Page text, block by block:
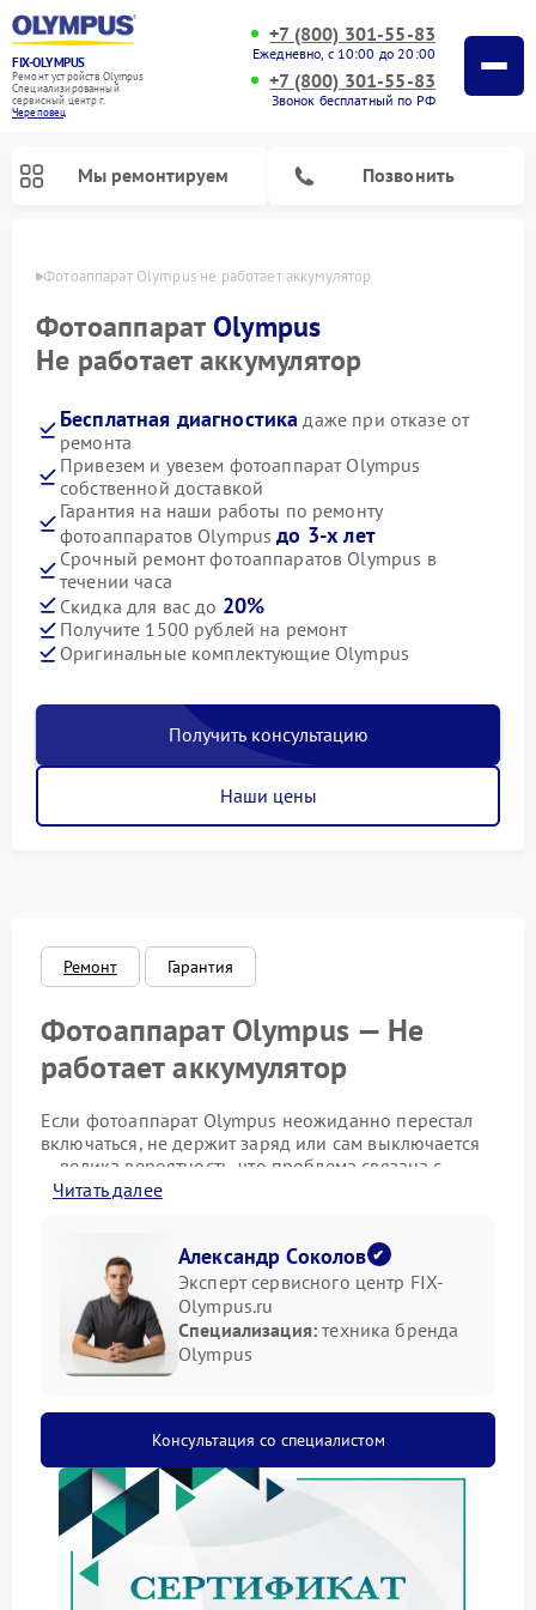
FIX-OLYMPUS
Ремонт устройств Olympus
Специализированный
cервисный центр г.
Череповец
+7 (800) 301-55-83
Ежедневно, с 10:00 до 20:00
+7 (800) 301-55-83
Звонок бесплатный по РФ
Мы ремонтируем Позвонить
Фотоаппарат Olympus не работает аккумулятор
Фотоаппарат Olympus
Не работает аккумулятор
Бесплатная диагностика даже при отказе от
ремонта
Привезем и увезем фотоаппарат Olympus
собственной доставкой
Гарантия на наши работы по ремонту
фотоаппаратов Olympusдо 3-х лет
Срочный ремонт фотоаппаратов Olympus в
течении часа
Скидка для вас до 20%
Получите 1500 рублей на ремонт
Оригинальные комплектующие Olympus
Получить консультацию
Наши цены
Ремонт Гарантия
Фотоаппарат Olympus — Не
работает аккумулятор
Если фотоаппарат Olympus неожиданно перестал
включаться, не держит заряд или сам выключается
— велика вероятность, что проблема связана с
аккумулятором.
аккумулятора:
Полное отсутствие реакции при нажатии кнопки
питания
Быстрая разрядка сразу после зарядки
Невозможность зарядить батарею даже новым
устройством
Причины выхода из строя
аккумулятора
Причины могут быть разными, от заводского брака
до нарушений условий хранения. Во время
диагностики специалисты учитывают такие
факторы:
Читать далее
Александр Соколов
Эксперт сервисного центр FIX-
Olympus.ru
Специализация: техника бренда
Olympus
Консультация со специалистом